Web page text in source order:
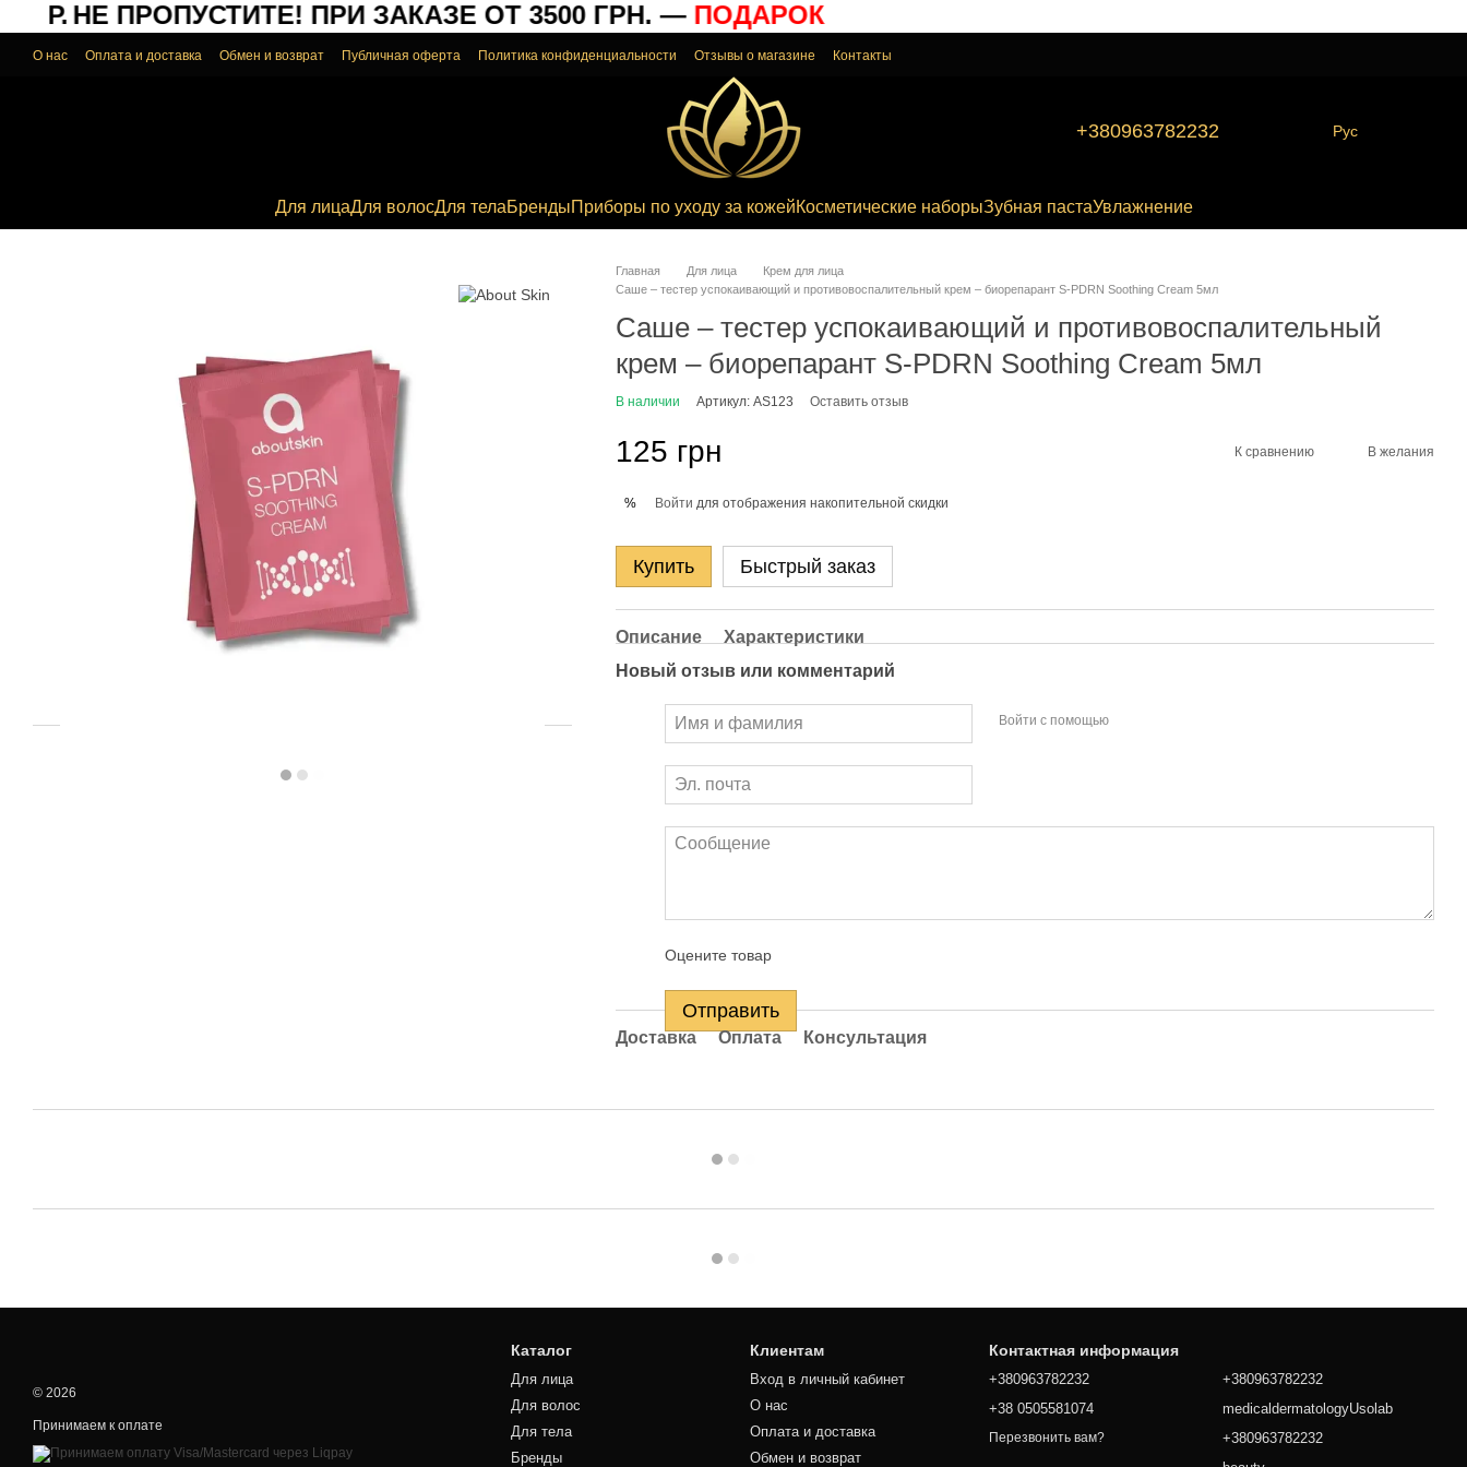
Перейти к основному контенту
НЕ ПРОПУСТИТЕ!ПРИ ЗАКАЗЕ ОТ 3500 ГРН. —ПОДАРОК
О нас Оплата и доставка Обмен и возврат Публичная оферта Политика конфиденциальности Отзывы о магазине Контакты
+380963782232 Рус
Для лицаДля волосДля телаБрендыПриборы по уходу за кожейКосметические наборыЗубная пастаУвлажнение
Главная Для лица
Крем для лица
Саше – тестер успокаивающий и противовоспалительный крем – биорепарант S-PDRN Soothing Cream 5мл
Саше – тестер успокаивающий и противовоспалительный
крем – биорепарант S-PDRN Soothing Cream 5мл
В наличии Артикул: AS123 Оставить отзыв
125 грн К сравнению В желания
% Войти для отображения накопительной скидки
Купить Быстрый заказ
Описание
Характеристики
Новый отзыв или комментарий
Войти с помощью
Оцените товар
Отправить
Доставка Оплата Консультация
© 2026
Принимаем к оплате
Каталог
Для лица
Для волос
Для тела
Бренды
Клиентам
Вход в личный кабинет
О нас
Оплата и доставка
Обмен и возврат
Контактная информация
+380963782232
+38 0505581074
Перезвонить вам?
+380963782232
medicaldermatologyUsolab
+380963782232